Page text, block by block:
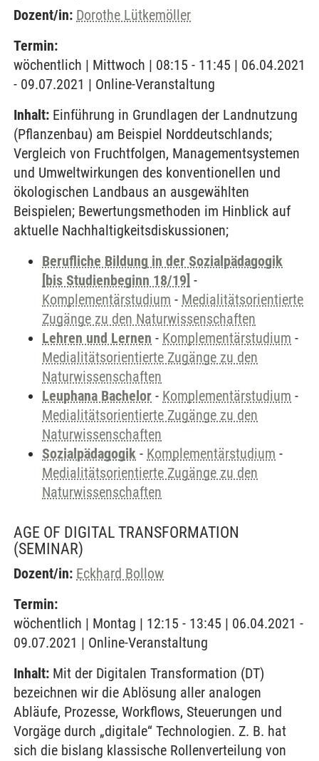
Dozent/in: Dorothe Lütkemöller
Termin:
wöchentlich | Mittwoch | 08:15 - 11:45 | 06.04.2021
- 09.07.2021 | Online-Veranstaltung
Inhalt: Einführung in Grundlagen der Landnutzung
(Pflanzenbau) am Beispiel Norddeutschlands;
Vergleich von Fruchtfolgen, Managementsystemen
und Umweltwirkungen des konventionellen und
ökologischen Landbaus an ausgewählten
Beispielen; Bewertungsmethoden im Hinblick auf
aktuelle Nachhaltigkeitsdiskussionen;
Berufliche Bildung in der Sozialpädagogik
[bis Studienbeginn 18/19] -
Komplementärstudium - Medialitätsorientierte
Zugänge zu den Naturwissenschaften
Lehren und Lernen - Komplementärstudium -
Medialitätsorientierte Zugänge zu den
Naturwissenschaften
Leuphana Bachelor - Komplementärstudium -
Medialitätsorientierte Zugänge zu den
Naturwissenschaften
Sozialpädagogik - Komplementärstudium -
Medialitätsorientierte Zugänge zu den
Naturwissenschaften
AGE OF DIGITAL TRANSFORMATION
(SEMINAR)
Dozent/in: Eckhard Bollow
Termin:
wöchentlich | Montag | 12:15 - 13:45 | 06.04.2021 -
09.07.2021 | Online-Veranstaltung
Inhalt: Mit der Digitalen Transformation (DT)
bezeichnen wir die Ablösung aller analogen
Abläufe, Prozesse, Workflows, Steuerungen und
Vorgäge durch „digitale“ Technologien. Z. B. hat
sich die bislang klassische Rollenverteilung von